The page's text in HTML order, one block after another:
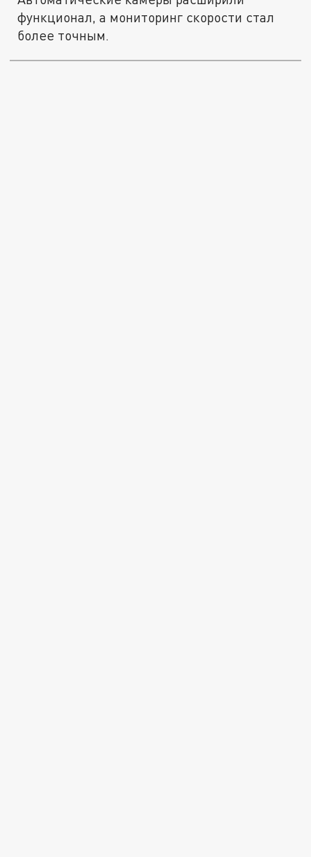
функционал, а мониторинг скорости стал
более точным.